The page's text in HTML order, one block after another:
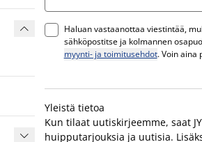


Haluan vastaanottaa viestintää,
sähköpostitse ja kolmannen
myynti- ja toimitusehdot. Voin aina
Yleistä tietoa
Kun tilaat uutiskirjeemme, saat
huipputarjouksia ja uutisia.